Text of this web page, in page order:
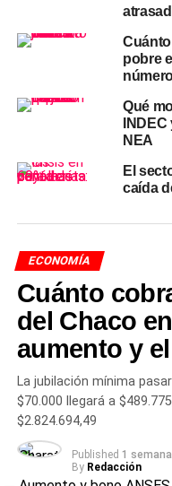
Argentina
promedio
mundo más
siendo favorable en la
2,3%
principales vecinos.
recuperación a
regional.
El problema está en la
inflación
había anticipado como
rápido hacia el 16%.
del Departamento de
que la revisión
actividad observado
pobre
Qué
NEA
El
caída
ECONOMÍA
Cuánto
del Chaco
aumento y
La jubilación mínima
$70.000 llegará a
$2.824.694,49
Published 1
By Redacción